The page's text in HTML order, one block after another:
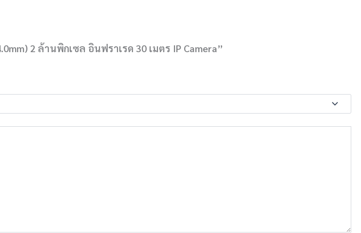
2 ล้านพิกเซล อินฟราเรด 30 เมตร IP Camera”